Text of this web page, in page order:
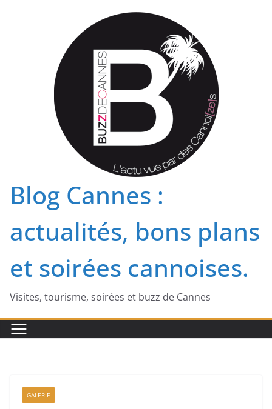
Blog Cannes :
actualités, bons plans
et soirées cannoises.
Visites, tourisme, soirées et buzz de Cannes
GALERIE